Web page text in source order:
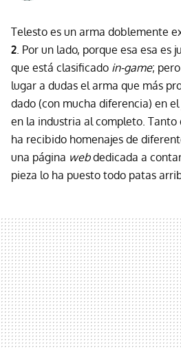
Telesto es un arma doblemente
2. Por un lado, porque esa esa es
que está clasificado in-game;
lugar a dudas el arma que más
dado (con mucha diferencia) en
en la industria al completo. Tanto
ha recibido homenajes de
una página webdedicada a
pieza lo ha puesto todo patas